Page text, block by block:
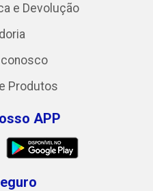
e Devolução
Produtos
APP